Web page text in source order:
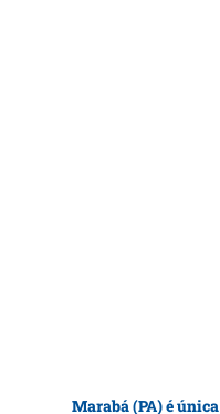
Marabá (PA) é única